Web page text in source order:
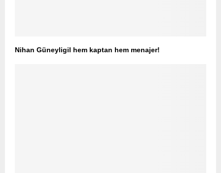
Nihan Güneyligil hem kaptan hem menajer!